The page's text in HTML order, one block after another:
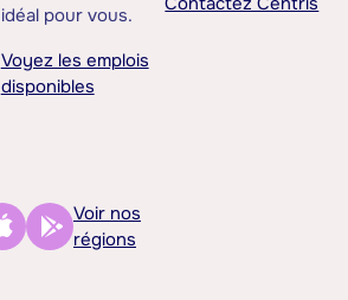
idéal pour vous.
Voyez les emplois
disponibles
Voir nos
régions